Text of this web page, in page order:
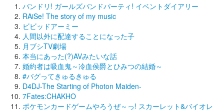
バンドリ! ガールズバンドパーティ! イベントダイアリー
RAiSe! The story of my music
ビビッドアーミー
人間以外に配達することになった子
月ブシTV劇場
本当にあった(?)AVみたいな話
婚約者は吸血鬼～冷血侯爵とひみつの結婚～
#バグってきゅるきゅる
D4DJ-The Starting of Photon Maiden-
7Fates:CHAKHO
ポケモンカードゲームやろうぜ～っ! スカーレット&バイオレ